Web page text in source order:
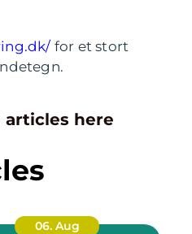
for et stort
articles here
06. Aug